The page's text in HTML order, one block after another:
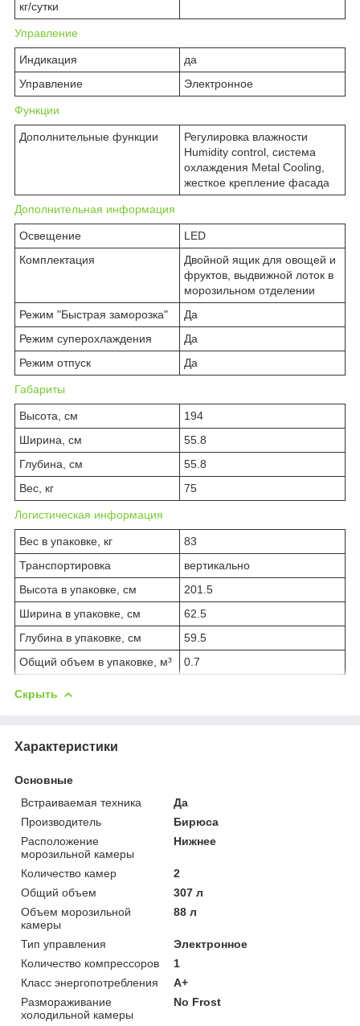
кг/сутки
Управление
Индикация
да
Управление
Электронное
Функции
Дополнительные функции
Регулировка влажности
Humidity control, система
охлаждения Metal Cooling,
жесткое крепление фасада
Дополнительная информация
Освещение
LED
Комплектация
Двойной ящик для овощей и
фруктов, выдвижной лоток в
морозильном отделении
Режим "Быстрая заморозка"
Да
Режим суперохлаждения
Да
Режим отпуск
Да
Габариты
Высота, см
194
Ширина, см
55.8
Глубина, см
55.8
Вес, кг
75
Логистическая информация
Вес в упаковке, кг
83
Транспортировка
вертикально
Высота в упаковке, см
201.5
Ширина в упаковке, см
62.5
Глубина в упаковке, см
59.5
Общий объем в упаковке, м³
0.7
Скрыть
Характеристики
Основные
Встраиваемая техника
Да
Производитель
Бирюса
Расположение
морозильной камеры
Нижнее
Количество камер
2
Общий объем
307 л
Объем морозильной
камеры
88 л
Тип управления
Электронное
Количество компрессоров
1
Класс энергопотребления
A+
Размораживание
холодильной камеры
No Frost